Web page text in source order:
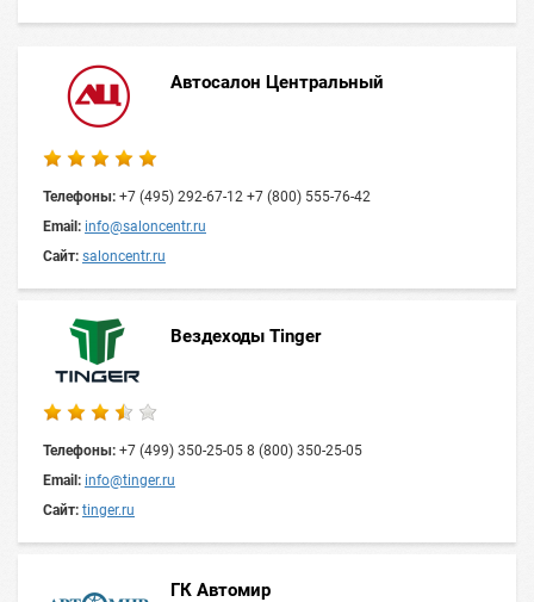
Автосалон Центральный
Телефоны: +7 (495) 292-67-12 +7 (800) 555-76-42
Email: info@saloncentr.ru
Сайт: saloncentr.ru
Вездеходы Tinger
Телефоны: +7 (499) 350-25-05 8 (800) 350-25-05
Email: info@tinger.ru
Сайт: tinger.ru
ГК Автомир